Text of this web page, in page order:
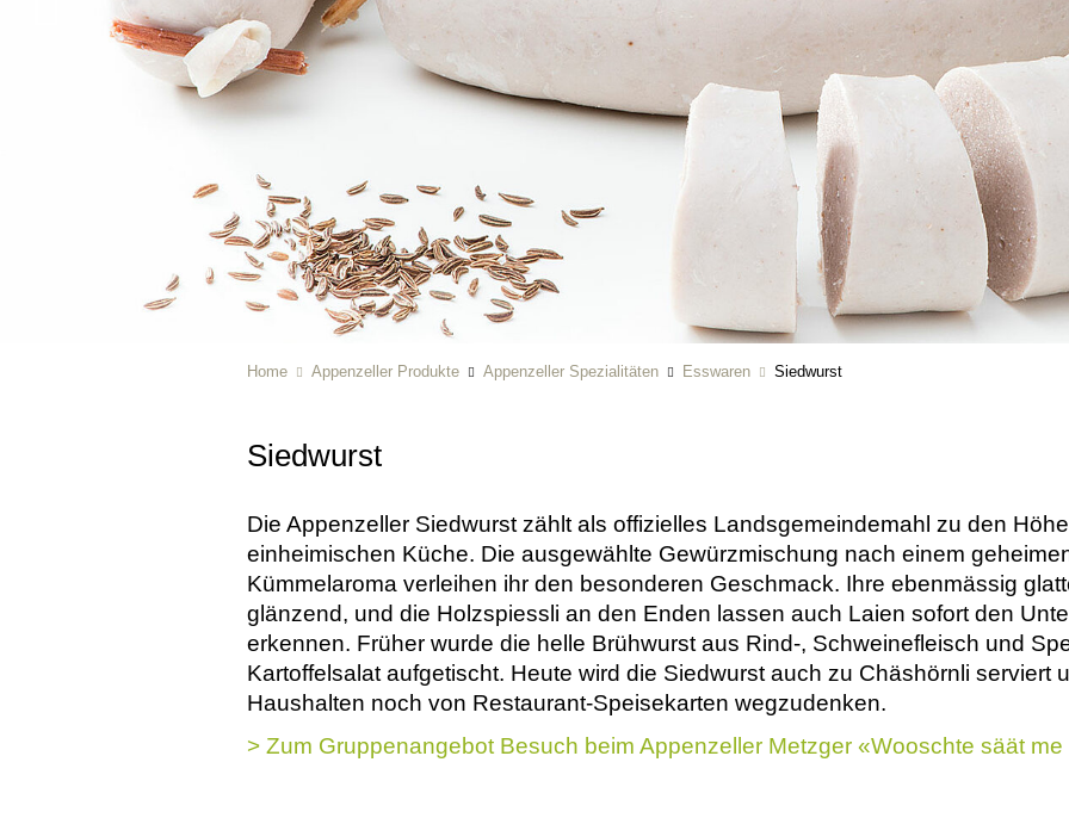
Home Appenzeller Produkte Appenzeller Spezialitäten Esswaren Siedwurst
Siedwurst
Die Appenzeller Siedwurst zählt als offizielles Landsgemeindemahl zu den
einheimischen Küche. Die ausgewählte Gewürzmischung nach einem
Kümmelaroma verleihen ihr den besonderen Geschmack. Ihre ebenmässig
glänzend, und die Holzspiessli an den Enden lassen auch Laien sofort den
erkennen. Früher wurde die helle Brühwurst aus Rind-, Schweinefleisch und
Kartoffelsalat aufgetischt. Heute wird die Siedwurst auch zu Chäshörnli serviert
Haushalten noch von Restaurant-Speisekarten wegzudenken.
> Zum Gruppenangebot Besuch beim Appenzeller Metzger «Wooschte säät me